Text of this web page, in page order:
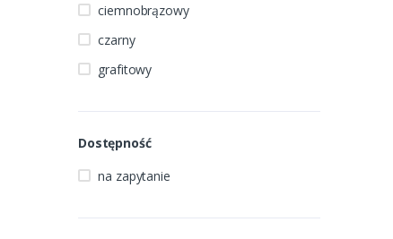
ciemnobrązowy
czarny
grafitowy
Dostępność
na zapytanie